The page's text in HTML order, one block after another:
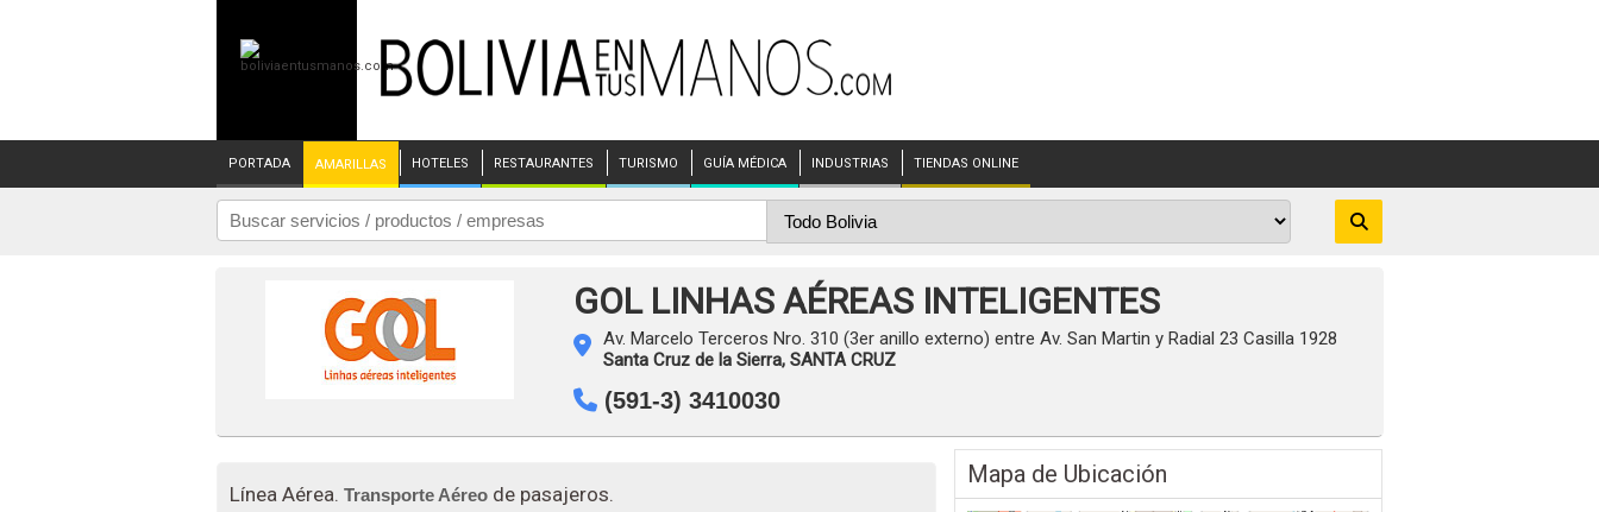
PORTADA AMARILLAS HOTELES RESTAURANTES TURISMO GUÍA MÉDICA INDUSTRIAS TIENDAS ONLINE
GOL LINHAS AÉREAS INTELIGENTES
Av. Marcelo Terceros Nro. 310 (3er anillo externo) entre Av. San Martin y Radial 23 Casilla 1928
Santa Cruz de la Sierra, SANTA CRUZ
(591-3) 3410030
Línea Aérea. Transporte Aéreo de pasajeros.
Mapa de Ubicación